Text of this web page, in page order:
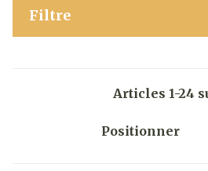
Filtre
Articles 1-24
Trier par: